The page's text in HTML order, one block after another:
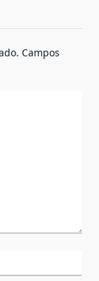
Campos